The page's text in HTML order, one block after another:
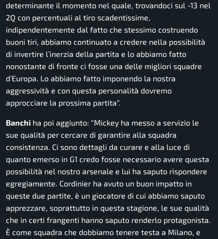
determinante il momento nel quale, trovandoci sul -13 nel
2Q con percentuali al tiro scadentissime,
indipendentemente dal fatto che stessimo costruendo
buoni tiri, abbiamo continuato a credere nella possibilità
di invertire l’inerzia della partita e lo abbiamo fatto
nonostante di fronte ci fosse una delle migliori squadre
d’Europa. Lo abbiamo fatto imponendo la nostra
aggressività e con questa personalità dovremo
approcciare la prossima partita“.
Banchi ha poi aggiunto: “Mickey ha messo a servizio le
sue qualità per cercare di garantire alla squadra
consistenza. Ci sono dettagli da curare e alla luce di
quanto emerso in G1 credo fosse necessario avere questa
possibilità nel nostro arsenale e lui ha saputo rispondere
egregiamente. Cordinier ha avuto un buon impatto in
queste due partite, è un giocatore di cui abbiamo saputo
apprezzare, soprattutto in questa stagione, le sue qualità
che in certi frangenti hanno saputo renderlo protagonista.
È come squadra che dobbiamo tenere testa a Milano, e